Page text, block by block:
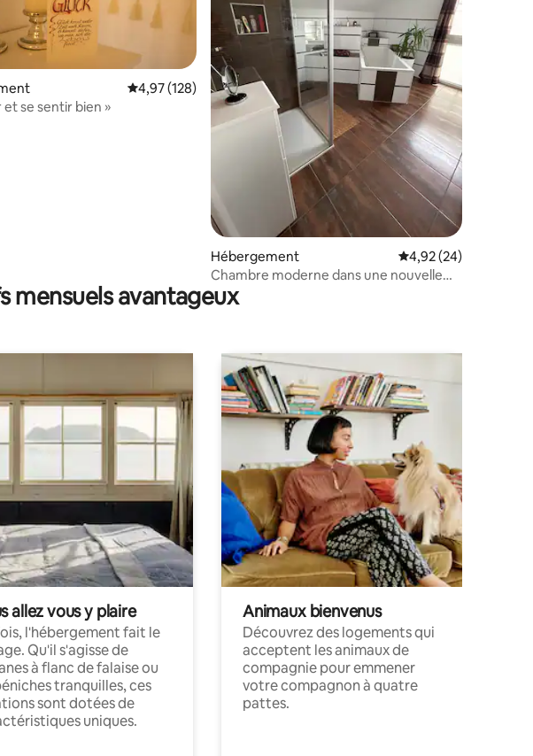
sur la base de 10 commentaires : 5 sur 5
Évaluation moyenne sur la base de 128 commentaires : 4,97 sur 5
4,97 (128)
et se sentir bien »
Hébergement Évaluation moyenne
4,92 (24)
Chambre moderne dans une nouvelle
maison individuelle
mensuels avantageux
allez vous y plaire
l'hébergement fait le
Qu'il s'agisse de
à flanc de falaise ou
tranquilles, ces
sont dotées de
uniques.
Animaux bienvenus
Découvrez des logements qui
acceptent les animaux de
compagnie pour emmener
votre compagnon à quatre
pattes.